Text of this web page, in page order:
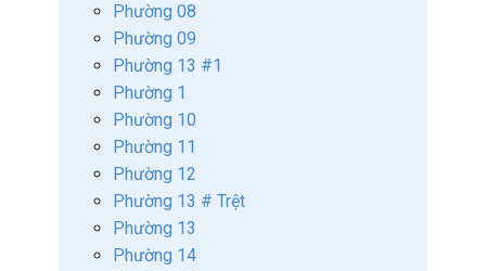
Phường 08
Phường 09
Phường 13 #1
Phường 1
Phường 10
Phường 11
Phường 12
Phường 13 # Trệt
Phường 13
Phường 14